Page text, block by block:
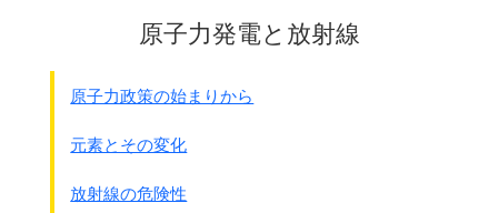
原子力発電と放射線
原子力政策の始まりから
元素とその変化
放射線の危険性